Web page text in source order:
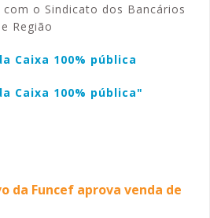
com o Sindicato dos Bancários
Região
Caixa 100% pública
Caixa 100% pública"
da Funcef aprova venda de